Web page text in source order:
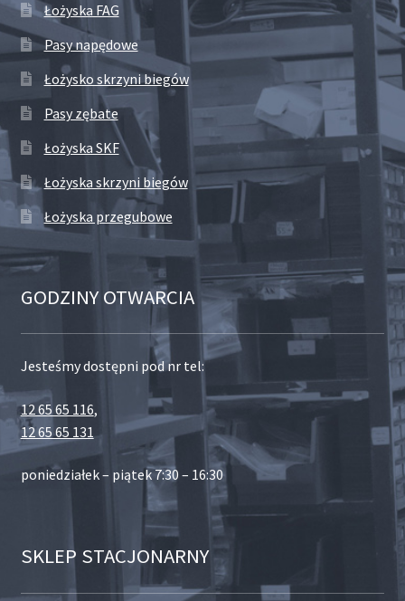
Łożyska FAG
Pasy napędowe
Łożysko skrzyni biegów
Pasy zębate
Łożyska SKF
Łożyska skrzyni biegów
Łożyska przegubowe
GODZINY OTWARCIA
Jesteśmy dostępni pod nr tel:
12 65 65 116,
12 65 65 131
poniedziałek – piątek 7:30 – 16:30
SKLEP STACJONARNY